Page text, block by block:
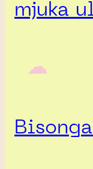
mjuka
‎ ‎‎ ☁︎‎‎